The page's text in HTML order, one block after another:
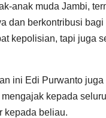
anak muda Jambi,
dan berkontribusi
kepolisian, tapi juga
ini Edi Purwanto
kepada
kepada beliau.